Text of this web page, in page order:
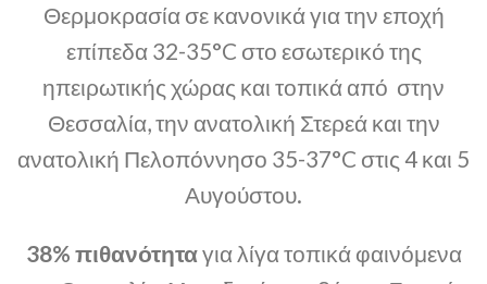
Θερμοκρασία σε κανονικά για την εποχή
επίπεδα 32-35°C στο εσωτερικό της
ηπειρωτικής χώρας και τοπικά από στην
Θεσσαλία, την ανατολική Στερεά και την
ανατολική Πελοπόννησο 35-37°C στις 4 και 5
Αυγούστου.
38% πιθανότηταγια λίγα τοπικά φαινόμενα